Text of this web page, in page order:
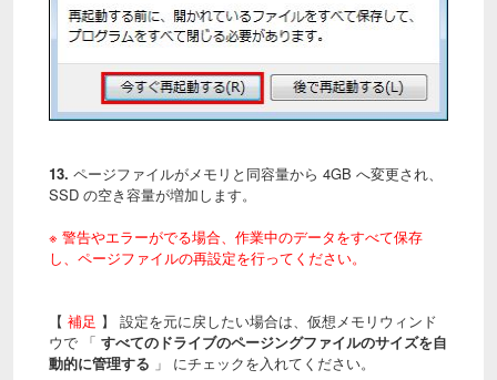
13. ページファイルがメモリと同容量から 4GB へ変更され、
SSD の空き容量が増加します。
※ 警告やエラーがでる場合、作業中のデータをすべて保存
し、ページファイルの再設定を行ってください。
【 補足 】 設定を元に戻したい場合は、仮想メモリウィンド
ウで 「 すべてのドライブのページングファイルのサイズを自
動的に管理する 」 にチェックを入れてください。